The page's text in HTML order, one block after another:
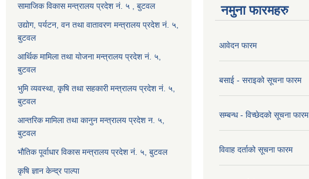
सामाजिक विकास मन्त्रालय प्रदेश नं. ५ , बुटवल
उद्याेग, पर्यटन, वन तथा वातावरण मन्त्रालय प्रदेश नं. ५,
बुटवल
आर्थिक मामिला तथा योजना मन्त्रालय प्रदेश नं. ५,
बुटवल
भुमि व्यवस्था, कृषि तथा सहकारी मन्त्रालय प्रदेश नं. ५,
बुटवल
आन्तरिक मामिला तथा कानुन मन्त्रालय प्रदेश न. ५,
बुटवल
भौतिक पूर्वाधार विकास मन्त्रालय प्रदेश नं. ५, बुटवल
कृषि ज्ञान केन्द्र पाल्पा
नमुना फारमहरु
आवेदन फारम
बसाई - सराइको सूचना फारम
सम्बन्ध - विच्छेदको सूचना फारम
विवाह दर्ताको सूचना फारम